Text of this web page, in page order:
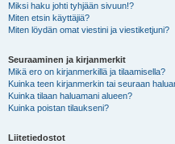
Miksi haku johti tyhjään sivuun!?
Miten etsin käyttäjiä?
Miten löydän omat viestini ja viestiketjuni?
Seuraaminen ja kirjanmerkit
Mikä ero on kirjanmerkillä ja tilaamisella?
Kuinka teen kirjanmerkin tai seuraan
Kuinka tilaan haluamani alueen?
Kuinka poistan tilaukseni?
Liitetiedostot